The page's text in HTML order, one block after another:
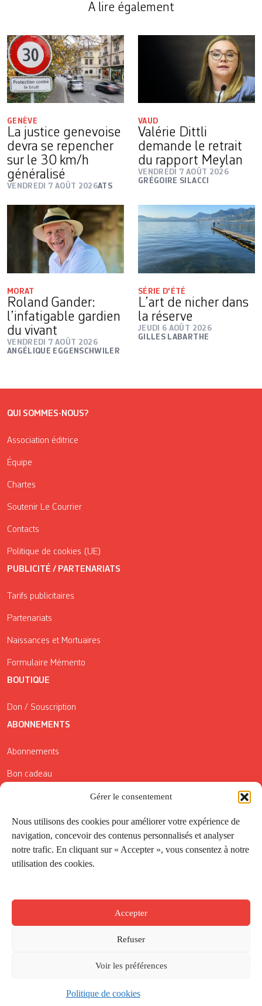
Gérer le consentement
Nous utilisons des cookies pour améliorer votre expérience de
navigation, concevoir des contenus personnalisés et analyser
notre trafic. En cliquant sur « Accepter », vous consentez à notre
utilisation des cookies.
Accepter
Refuser
Voir les préférences
Politique de cookies
A lire également
GENÈVE
La justice genevoise
devra se repencher
sur le 30 km/h
généralisé
VENDREDI 7 AOÛT 2026ATS
VAUD
Valérie Dittli
demande le retrait
du rapport Meylan
VENDREDI 7 AOÛT 2026
GRÉGOIRE SILACCI
MORAT
Roland Gander:
l’infatigable gardien
du vivant
VENDREDI 7 AOÛT 2026
ANGÉLIQUE EGGENSCHWILER
SÉRIE D'ÉTÉ
L’art de nicher dans
la réserve
JEUDI 6 AOÛT 2026
GILLES LABARTHE
QUI SOMMES-NOUS?
Association éditrice
Équipe
Chartes
Soutenir Le Courrier
Contacts
Politique de cookies (UE)
PUBLICITÉ / PARTENARIATS
Tarifs publicitaires
Partenariats
Naissances et Mortuaires
Formulaire Mémento
BOUTIQUE
Don / Souscription
ABONNEMENTS
Abonnements
Bon cadeau
Conditions générales de vente
Réductions de la Carte Côté Courrier
Application